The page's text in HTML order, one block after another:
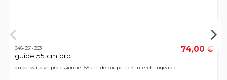
346-351-353
guide 55 cm pro
74,00 €
guide windsor professionnel 55 cm de coupe nez interchangeable